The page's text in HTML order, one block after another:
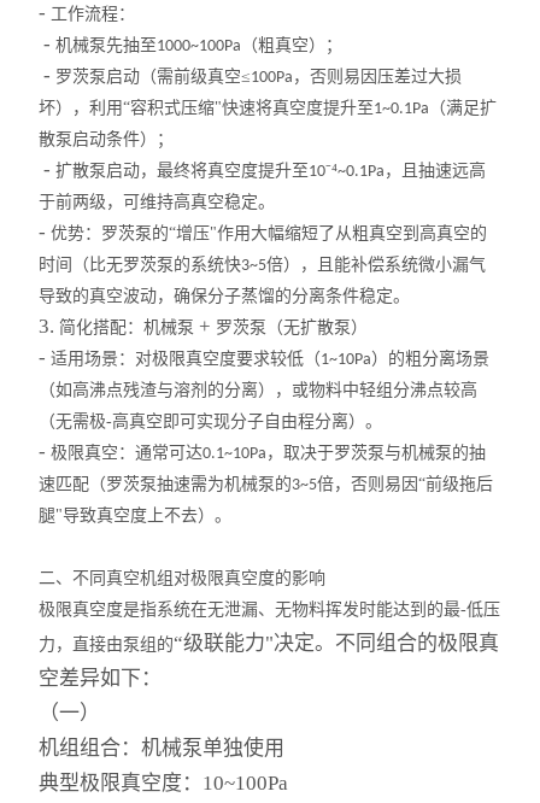
微波化学反应器
显微熔点测定仪
蠕动泵
振荡器
微型真空泵
摇床
漩涡混合器
高速分散器
聚四氟乙烯
火焰光度计
酸度计
双层玻璃反应釜
- 工作流程：
-机械泵先抽至1000~100Pa （粗真空）；
- 罗茨泵启动（需前级真空≤100Pa ，否则易因压差过大损
坏），利用“容积式压缩"快速将真空度提升至1~0.1Pa （满足扩
散泵启动条件）；
-扩散泵启动，最终将真空度提升至10⁻⁴~0.1Pa ，且抽速远高
于前两级，可维持高真空稳定。
-优势：罗茨泵的“增压"作用大幅缩短了从粗真空到高真空的
时间（比无罗茨泵的系统快3~5倍），且能补偿系统微小漏气
导致的真空波动，确保分子蒸馏的分离条件稳定。
3. 简化搭配：机械泵 + 罗茨泵（无扩散泵）
-适用场景：对极限真空度要求较低（1~10Pa）的粗分离场景
（如高沸点残渣与溶剂的分离），或物料中轻组分沸点较高
（无需极-高真空即可实现分子自由程分离）。
-极限真空：通常可达0.1~10Pa ，取决于罗茨泵与机械泵的抽
速匹配（罗茨泵抽速需为机械泵的3~5倍，否则易因“前级拖后
腿"导致真空度上不去）。
二、不同真空机组对极限真空度的影响
极限真空度是指系统在无泄漏、无物料挥发时能达到的最-低压
力，直接由泵组的“级联能力"决定。不同组合的极限真
空差异如下：
（一）
机组组合：机械泵单独使用
典型极限真空度 ： 10~100Pa